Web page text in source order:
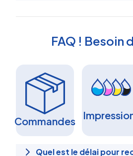
FAQ ! Besoin
Commandes
Quel est le délai pour